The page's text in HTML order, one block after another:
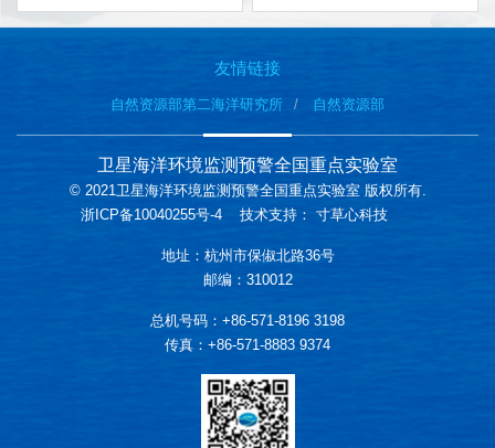
友情链接
自然资源部第二海洋研究所 自然资源部
卫星海洋环境监测预警全国重点实验室
© 2021卫星海洋环境监测预警全国重点实验室 版权所有.
浙ICP备10040255号-4 技术支持： 寸草心科技
地址：杭州市保俶北路36号
邮编：310012
总机号码：+86-571-8196 3198
传真：+86-571-8883 9374